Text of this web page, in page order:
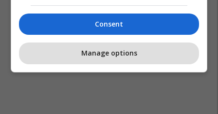
Consent
Manage options